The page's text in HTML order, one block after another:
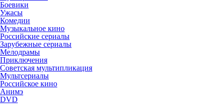
Боевики
Ужасы
Комедии
Музыкальное кино
Российские сериалы
Зарубежные сериалы
Мелодрамы
Приключения
Советская мультипликация
Мультсериалы
Российское кино
Анимэ
DVD